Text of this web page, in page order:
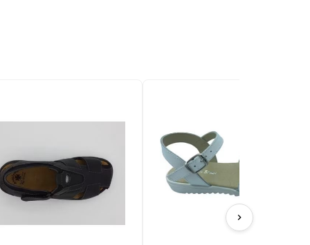
chevron_right